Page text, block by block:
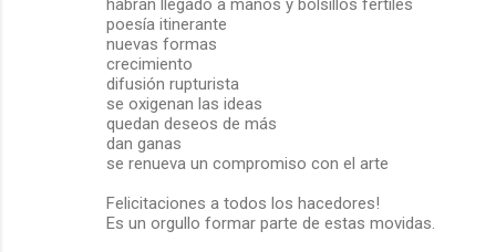
habrán llegado a manos y bolsillos fértiles
poesía itinerante
nuevas formas
crecimiento
difusión rupturista
se oxigenan las ideas
quedan deseos de más
dan ganas
se renueva un compromiso con el arte
Felicitaciones a todos los hacedores!
Es un orgullo formar parte de estas movidas.